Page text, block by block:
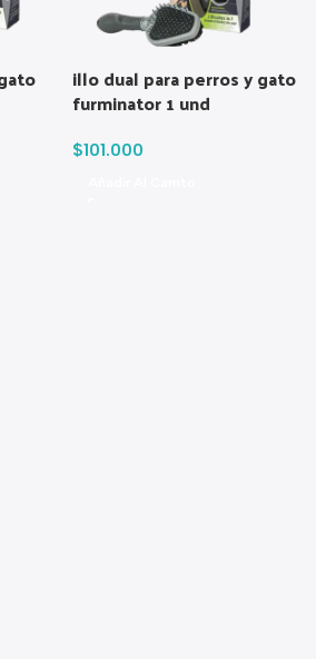
illo dual para perros y gato
furminator 1 und
$101.000